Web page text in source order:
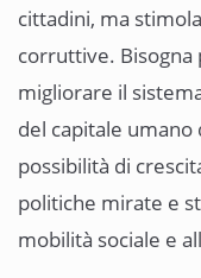
cittadini, ma
corruttive.
migliorare il
del capitale
possibilità di
politiche mirate e
mobilità sociale e